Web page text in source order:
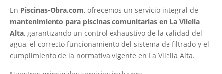
En Piscinas-Obra.com, ofrecemos un servicio integral de
mantenimiento para piscinas comunitarias en La Vilella
Alta, garantizando un control exhaustivo de la calidad del
agua, el correcto funcionamiento del sistema de filtrado y el
cumplimiento de la normativa vigente en La Vilella Alta.